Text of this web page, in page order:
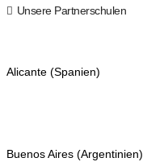
Unsere Partnerschulen
Alicante (Spanien)
Buenos Aires (Argentinien)